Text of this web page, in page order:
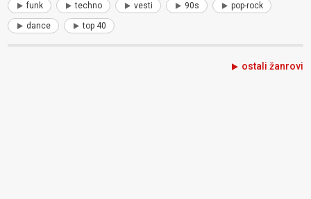
funk techno vesti 90s pop-rock
dance top 40
ostali žanrovi